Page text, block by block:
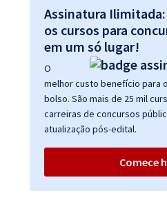
Assinatura
os cursos para
em um só lugar!
O
melhor custo benefício para
bolso. São mais de 25 mil
carreiras de concursos
atualização pós-edital.
Comece